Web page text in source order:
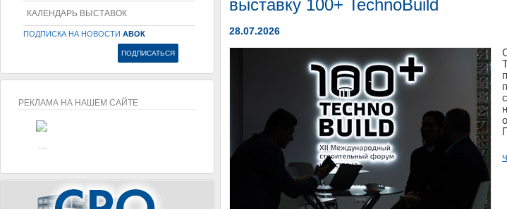
выставку 100+ TechnoBuild
28.07.2026
КАЛЕНДАРЬ ВЫСТАВОК
ПОДПИСКА НА НОВОСТИ АВОК
РЕКЛАМА НА НАШЕМ САЙТЕ
...